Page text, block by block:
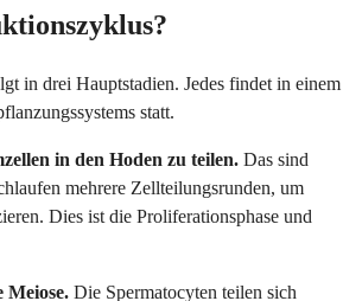
in drei Hauptstadien. Jedes findet in einem
statt.
in den Hoden zu teilen. Das sind
mehrere Zellteilungsrunden, um
Dies ist die Proliferationsphase und
Meiose. Die Spermatocyten teilen sich